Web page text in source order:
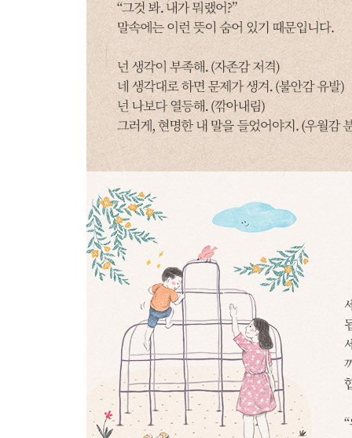
외모 호기심을 인정해주지 않는 말
“어린 게 외모에 너무 신경 써”
어느 정도는 허용해주세요
스트레스를 유발하는 잔소리
“많이 먹으면 살찐다”
당당하게 먹게 하되 절제를 유도해주세요
CHAPTER 7
나도 모르게 모욕하고 말았습니다
인신공격하는 말
“또 그랬어?”
과거 얘기 말고 현재의 분석과 미래의 응원만 해주
인격을 모독하는 말
“몇 번을 말해야 하니?”
모욕이 아니라 호소의 언어로 말해주세요
모함하는 말